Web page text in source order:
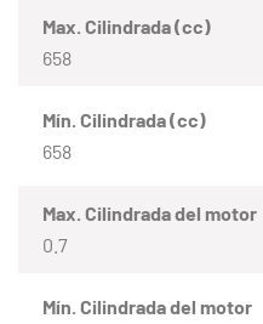
Max. Cilindrada (cc)
658
Mín. Cilindrada (cc)
658
Max. Cilindrada del motor
0.7
Mín. Cilindrada del motor